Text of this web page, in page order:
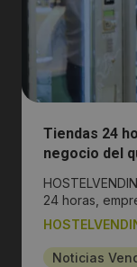
Tiendas 24
negocio del
24 horas,
Noticias